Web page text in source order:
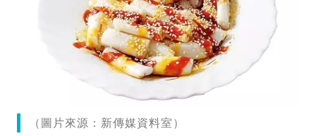
（圖片來源：新傳媒資料室）